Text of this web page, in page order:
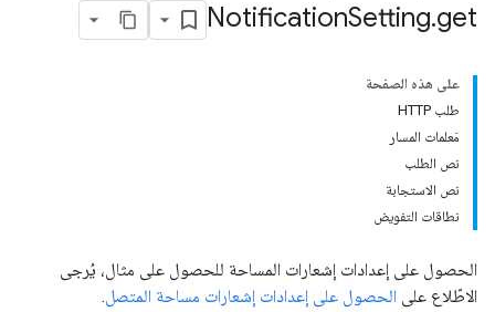
NotificationSetting.get
على هذه الصفحة
طلب HTTP
مَعلمات المسار
نص الطلب
نص الاستجابة
نطاقات التفويض
الحصول على إعدادات إشعارات المساحة للحصول على مثال، يُرجى
الاطّلاع على الحصول على إعدادات إشعارات مساحة المتصل.